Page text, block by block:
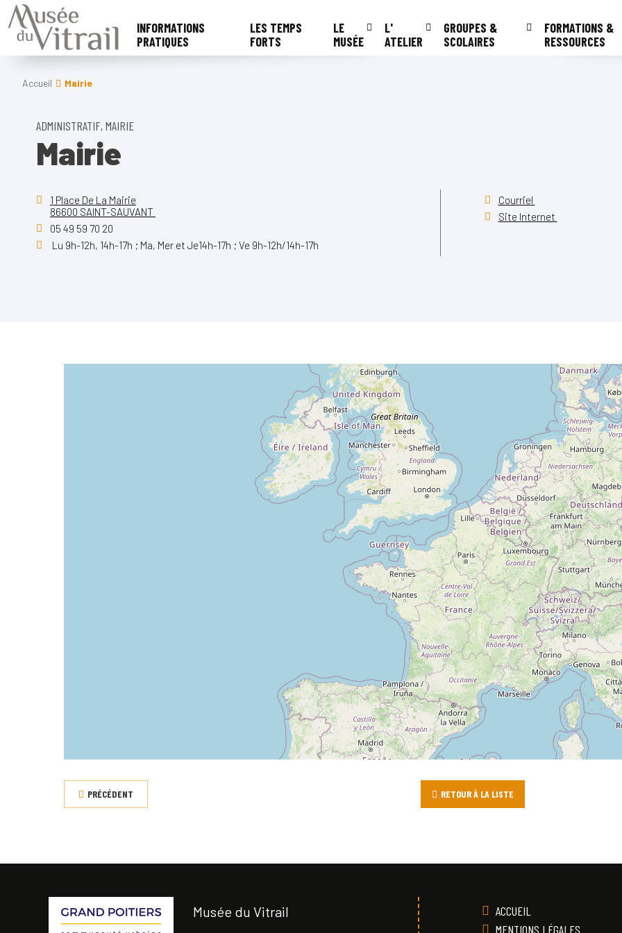
INFORMATIONS
PRATIQUES
LES TEMPS
FORTS
LE
MUSÉE
L'
ATELIER
GROUPES &
SCOLAIRES
FORMATIONS &
RESSOURCES
Accueil Mairie
ADMINISTRATIF, MAIRIE
Mairie
1 Place De La Mairie
86600 SAINT-SAUVANT
05 49 59 70 20
Lu 9h-12h, 14h-17h ; Ma, Mer et Je14h-17h ; Ve 9h-12h/14h-17h
Courriel
Site Internet
PRÉCÉDENT RETOUR À LA LISTE
Musée du Vitrail
ACCUEIL
MENTIONS LÉGALES